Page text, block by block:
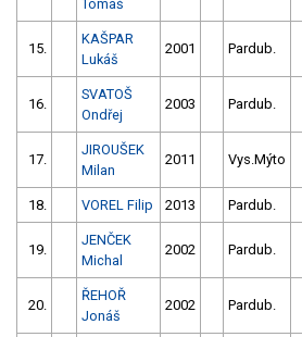
Tomáš
15.
KAŠPAR
Lukáš
2001 Pardub.
16.
SVATOŠ
Ondřej
2003 Pardub.
17.
JIROUŠEK
Milan
2011 Vys.Mýto
18. VOREL Filip 2013 Pardub.
19.
JENČEK
Michal
2002 Pardub.
20.
ŘEHOŘ
Jonáš
2002 Pardub.